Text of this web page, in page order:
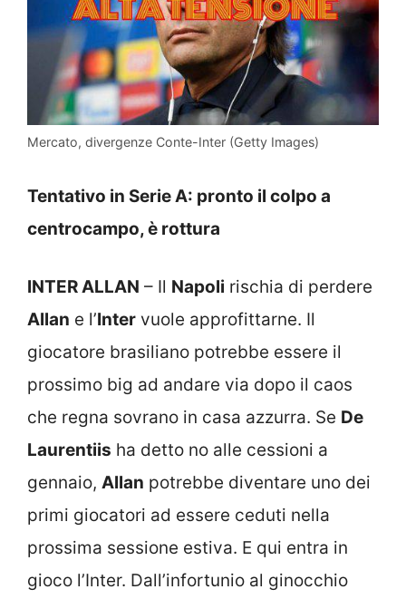
Mercato, divergenze Conte-Inter (Getty Images)
Tentativo in Serie A: pronto il colpo a
centrocampo, è rottura
INTER ALLAN – Il Napoli rischia di perdere
Allan e l’Inter vuole approfittarne. Il
giocatore brasiliano potrebbe essere il
prossimo big ad andare via dopo il caos
che regna sovrano in casa azzurra. Se De
Laurentiis ha detto no alle cessioni a
gennaio, Allan potrebbe diventare uno dei
primi giocatori ad essere ceduti nella
prossima sessione estiva. E qui entra in
gioco l’Inter. Dall’infortunio al ginocchio